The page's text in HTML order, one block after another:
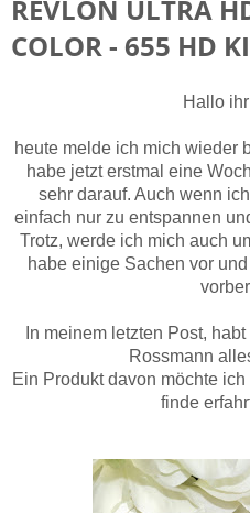
REVLON ULTRA
COLOR - 655 HD
Hallo
heute melde ich mich wieder
habe jetzt erstmal eine
sehr darauf. Auch wenn
einfach nur zu entspannen
Trotz, werde ich mich auch
habe einige Sachen vor
In meinem letzten Post,
Rossmann
Ein Produkt davon möchte
finde